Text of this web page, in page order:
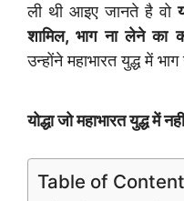
ली थी आइए जानते है वो
शामिल, भाग ना लेने का
उन्होंने महाभारत युद्ध में
योद्धा जो महाभारत युद्ध में
Table of